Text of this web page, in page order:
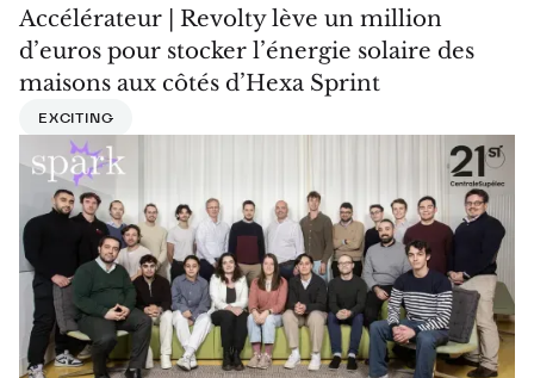
Accélérateur | Revolty lève un million
d’euros pour stocker l’énergie solaire des
maisons aux côtés d’Hexa Sprint
EXCITING